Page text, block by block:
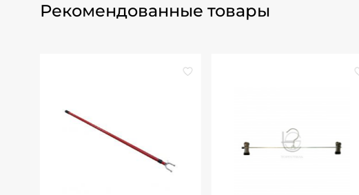
Рекомендованные товары